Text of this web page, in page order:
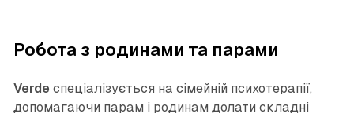
Робота з родинами та парами
Verde спеціалізується на сімейній психотерапії,
допомагаючи парам і родинам долати складні